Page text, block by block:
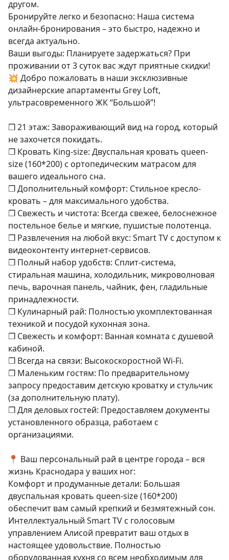
другом.
Бронируйте легко и безопасно: Наша система
онлайн-бронирования – это быстро, надежно и
всегда актуально.
Ваши выгоды: Планируете задержаться? При
проживании от 3 суток вас ждут приятные скидки!
💥 Добро пожаловать в наши эксклюзивные
дизайнерские апартаменты Grеy Lоft,
ультрасовременного ЖК “Большой”!
❒ 21 этаж: Завораживающий вид на город, который
не захочется покидать.
❒ Кровать Кing-sizе: Двуспальная кровать quееn-
sizе (160*200) с ортопедическим матрасом для
вашего идеального сна.
❒ Дополнительный комфорт: Стильное кресло-
кровать – для максимального удобства.
❒ Свежесть и чистота: Всегда свежее, белоснежное
постельное белье и мягкие, пушистые полотенца.
❒ Развлечения на любой вкус: Smаrt ТV с доступом к
видеоконтенту интернет-сервисов.
❒ Полный набор удобств: Сплит-система,
стиральная машина, холодильник, микроволновая
печь, варочная панель, чайник, фен, гладильные
принадлежности.
❒ Кулинарный рай: Полностью укомплектованная
техникой и посудой кухонная зона.
❒ Свежесть и комфорт: Ванная комната с душевой
кабиной.
❒ Всегда на связи: Высокоскоростной Wi-Fi.
❒ Маленьким гостям: По предварительному
запросу предоставим детскую кроватку и стульчик
(за дополнительную плату).
❒ Для деловых гостей: Предоставляем документы
установленного образца, работаем с
организациями.
📍 Ваш персональный рай в центре города – вся
жизнь Краснодара у ваших ног:
Комфорт и продуманные детали: Большая
двуспальная кровать quееn-sizе (160*200)
обеспечит вам самый крепкий и безмятежный сон.
Интеллектуальный Smаrt ТV с голосовым
управлением Алисой превратит ваш отдых в
настоящее удовольствие. Полностью
оборудованная кухня со всем необходимым для